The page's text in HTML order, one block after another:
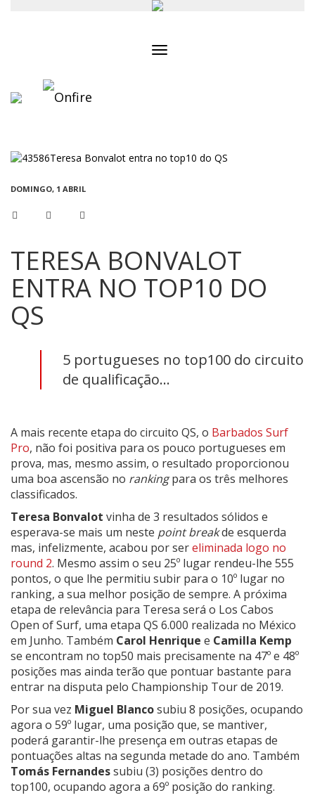
DOMINGO, 1 ABRIL
TERESA BONVALOT
ENTRA NO TOP10 DO
QS
5 portugueses no top100 do circuito
de qualificação...
A mais recente etapa do circuito QS, o Barbados Surf
Pro, não foi positiva para os pouco portugueses em
prova, mas, mesmo assim, o resultado proporcionou
uma boa ascensão no rankingpara os três melhores
classificados.
Teresa Bonvalot vinha de 3 resultados sólidos e
esperava-se mais um neste point breakde esquerda
mas, infelizmente, acabou por sereliminada logo no
round 2. Mesmo assim o seu 25º lugar rendeu-lhe 555
pontos, o que lhe permitiu subir para o 10º lugar no
ranking, a sua melhor posição de sempre. A próxima
etapa de relevância para Teresa será o Los Cabos
Open of Surf, uma etapa QS 6.000 realizada no México
em Junho. Também Carol Henrique e Camilla Kemp
se encontram no top50 mais precisamente na 47º e 48º
posições mas ainda terão que pontuar bastante para
entrar na disputa pelo Championship Tour de 2019.
Por sua vez Miguel Blancosubiu 8 posições, ocupando
agora o 59º lugar, uma posição que, se mantiver,
poderá garantir-lhe presença em outras etapas de
pontuações altas na segunda metade do ano. Também
Tomás Fernandessubiu (3) posições dentro do
top100, ocupando agora a 69º posição do ranking.